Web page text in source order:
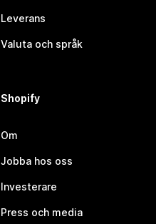
Leverans
Valuta och språk
Shopify
Om
Jobba hos oss
Investerare
Press och media